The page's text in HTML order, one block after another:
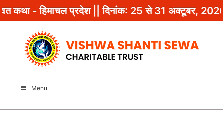
से 31 अक्टूबर, 2026 || कथा स्थल: सोलन, हिमाचल प्रदेश
Menu